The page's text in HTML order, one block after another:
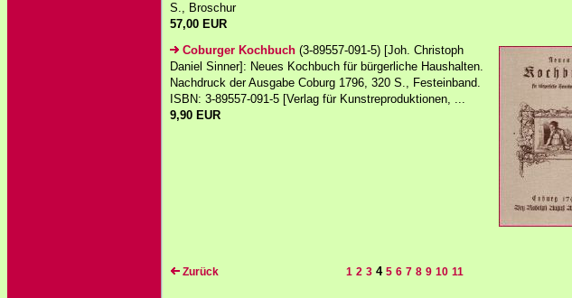
S., Broschur
57,00 EUR
Coburger Kochbuch (3-89557-091-5) [Joh. Christoph
Daniel Sinner]: Neues Kochbuch für bürgerliche Haushalten.
Nachdruck der Ausgabe Coburg 1796, 320 S., Festeinband.
ISBN: 3-89557-091-5 [Verlag für Kunstreproduktionen, ...
9,90 EUR
Zurück 1 2 3 4 5 6 7 8 9 10 11